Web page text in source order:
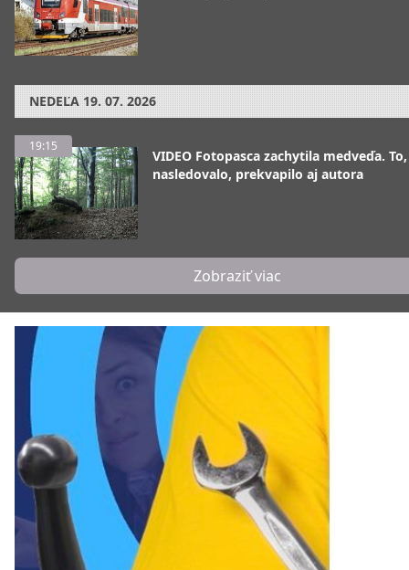
NEDEĽA 19. 07. 2026
19:15
VIDEO Fotopasca zachytila medveďa.
nasledovalo, prekvapilo aj autora
Zobraziť viac